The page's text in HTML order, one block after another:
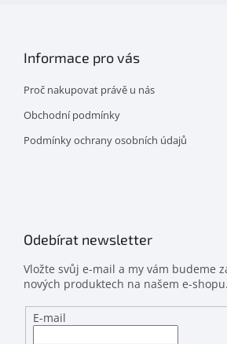
Informace pro vás
Proč nakupovat právě u nás
Obchodní podmínky
Podmínky ochrany osobních údajů
Odebírat newsletter
Vložte svůj e-mail a my vám budeme
nových produktech na našem e-shopu.
E-mail